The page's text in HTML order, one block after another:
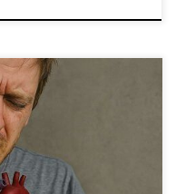
jest silnym
sięga do rezerw
sprawia, że serce bije